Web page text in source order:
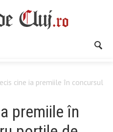
cine ia premiile în concursul
premiile în